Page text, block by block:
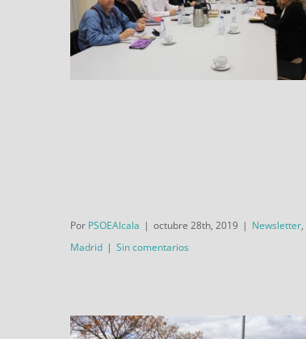
del Plan Activa Henares
Por PSOEAlcala | octubre 28th, 2019 | Newsletter,
Madrid | Sin comentarios